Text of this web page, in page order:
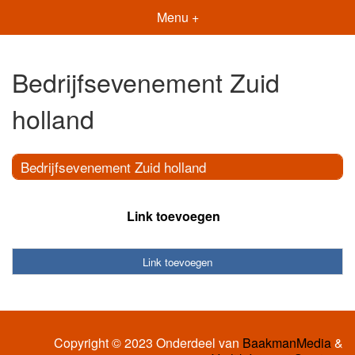
Menu +
Bedrijfsevenement Zuid
holland
Bedrijfsevenement Zuid holland
Link toevoegen
Link toevoegen
Copyright © 2023 Onderdeel van BaakmanMedia&